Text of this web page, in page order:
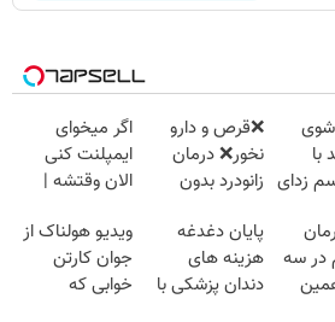
با
زدای
❌قرص‌ و دارو
نخور❌ درمان
زانودرد بدون
اگر میخوای
ایمپلنت کنی
الان وقتشه |
میلیون تومان!!!
در سه
پایان دغدغه
هزینه های
دندان پزشکی با
ویدیو هولناک از
جوان کارتن
خوابی که